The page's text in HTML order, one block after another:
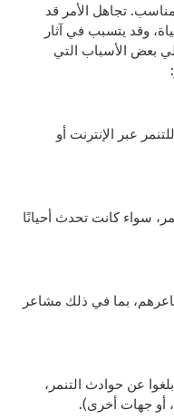
تجاهل الأمر قد
وقد يتسبب في آثار
بعض الأسباب التي
عبر الإنترنت أو
سواء كانت تحدث أحيانًا
بما في ذلك مشاعر
عن حوادث التنمر،
أو جهات أخرى).